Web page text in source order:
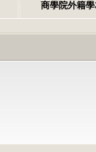
商學院外籍